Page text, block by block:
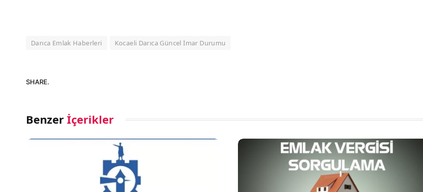
Darıca Emlak Haberleri Kocaeli Darıca Güncel İmar Durumu
SHARE.
Benzer İçerikler